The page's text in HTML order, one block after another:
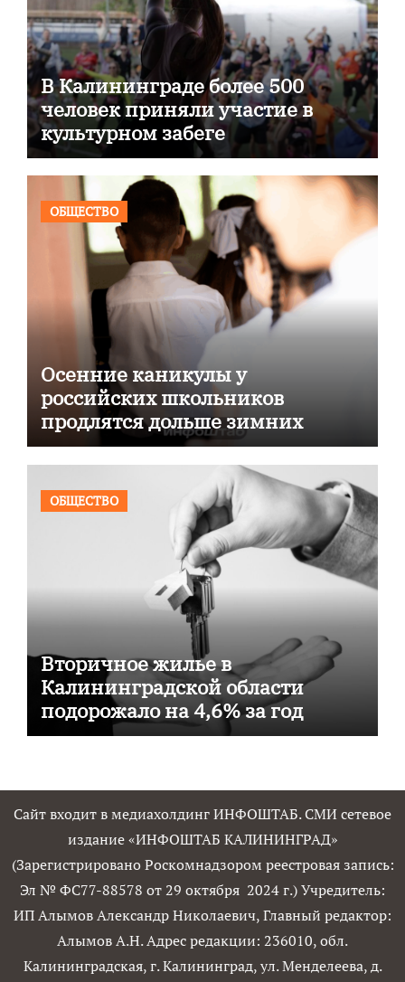
В Калининграде более 500
человек приняли участие в
культурном забеге
ОБЩЕСТВО
Осенние каникулы у
российских школьников
продлятся дольше зимних
ОБЩЕСТВО
Вторичное жилье в
Калининградской области
подорожало на 4,6% за год
Сайт входит в медиахолдинг ИНФОШТАБ. СМИ сетевое
издание «ИНФОШТАБ КАЛИНИНГРАД»
(Зарегистрировано Роскомнадзором реестровая запись:
Эл № ФС77-88578 от 29 октября 2024 г.) Учредитель:
ИП Алымов Александр Николаевич, Главный редактор:
Алымов А.Н. Адрес редакции: 236010, обл.
Калининградская, г. Калининград, ул. Менделеева, д.